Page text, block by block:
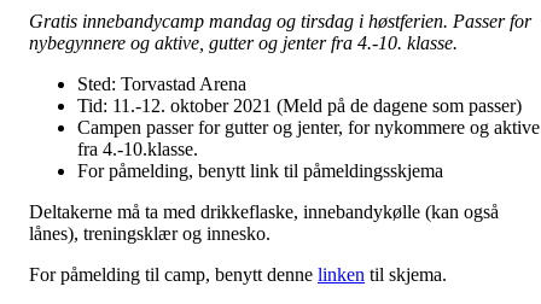
Gratis innebandycamp mandag og tirsdag i høstferien. Passer for
nybegynnere og aktive, gutter og jenter fra 4.-10. klasse.
Sted: Torvastad Arena
Tid: 11.-12. oktober 2021 (Meld på de dagene som passer)
Campen passer for gutter og jenter, for nykommere og aktive
fra 4.-10.klasse.
For påmelding, benytt link til påmeldingsskjema
Deltakerne må ta med drikkeflaske, innebandykølle (kan også
lånes), treningsklær og innesko.
For påmelding til camp, benytt denne linken til skjema.